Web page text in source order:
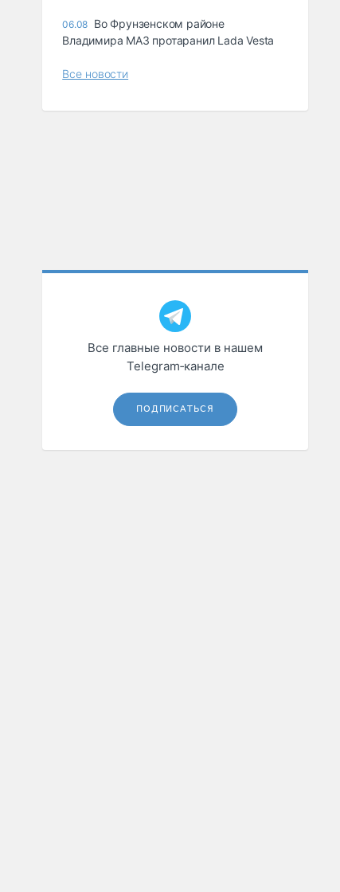
06.08 Во Фрунзенском районе
Владимира МАЗ протаранил Lada Vesta
Все новости
Все главные новости в нашем
Telegram‑канале
ПОДПИСАТЬСЯ